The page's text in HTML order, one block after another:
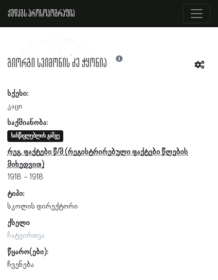
ქშწკგს პროსოპოგრაფია
გიორგი სვიმონის ძე ჭყონია
სქესი:
კაცი
საქმიანობა:
სასწავლებლის გამგე
რეგ. ფაქტები წ/მ
1918
1918
ტიპი:
სკოლის დირექტორი
ქსელი
ჩატვირთვა
წყარო(ები):
ჩვენება